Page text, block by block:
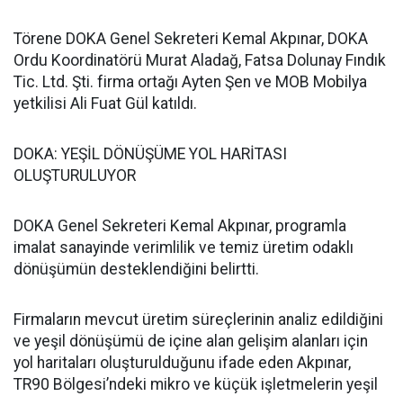
Törene DOKA Genel Sekreteri Kemal Akpınar, DOKA
Ordu Koordinatörü Murat Aladağ, Fatsa Dolunay Fındık
Tic. Ltd. Şti. firma ortağı Ayten Şen ve MOB Mobilya
yetkilisi Ali Fuat Gül katıldı.
DOKA: YEŞİL DÖNÜŞÜME YOL HARİTASI
OLUŞTURULUYOR
DOKA Genel Sekreteri Kemal Akpınar, programla
imalat sanayinde verimlilik ve temiz üretim odaklı
dönüşümün desteklendiğini belirtti.
Firmaların mevcut üretim süreçlerinin analiz edildiğini
ve yeşil dönüşümü de içine alan gelişim alanları için
yol haritaları oluşturulduğunu ifade eden Akpınar,
TR90 Bölgesi’ndeki mikro ve küçük işletmelerin yeşil